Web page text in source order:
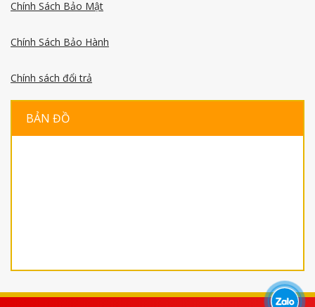
Chính Sách Bảo Mật
Chính Sách Bảo Hành
Chính sách đổi trả
BẢN ĐỒ